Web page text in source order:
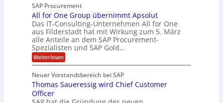
f
b
e
i
I
F
S
e
z
i
a
l
i
s
u
l
n
e
n
n
t
C
T
O
-
S
e
c
u
r
i
t
y
y
s
e
SAP Procurement
All for One Group übernimmt Apsolut
Das IT-Consulting-Unternehmen All for One
aus Filderstadt hat mit Wirkung zum 5. März
alle Anteile an dem SAP Procurement-
Spezialisten und SAP Gold…
Weiterlesen:
A
l
f
r
Neuer Vorstandsbereich bei SAP
Thomas Saueressig wird Chief Customer
Officer